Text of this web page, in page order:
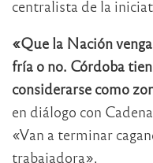
centralista de la
«Que la Nación
fría o no. Córdoba
considerarse como
en diálogo con
«Van a terminar
trabajadora».